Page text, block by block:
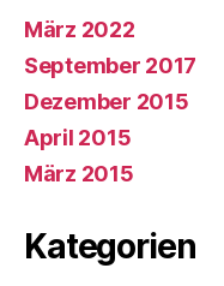
März 2022
September 2017
Dezember 2015
April 2015
März 2015
Kategorien